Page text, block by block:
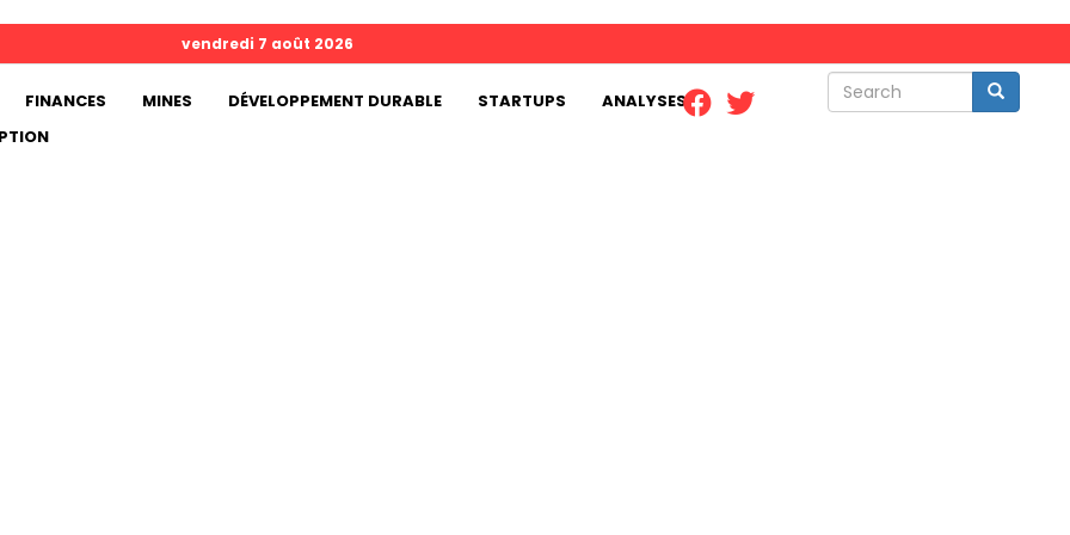
Search Search
vendredi 7 août 2026
FINANCES MINES DÉVELOPPEMENT DURABLE STARTUPS
ANALYSES